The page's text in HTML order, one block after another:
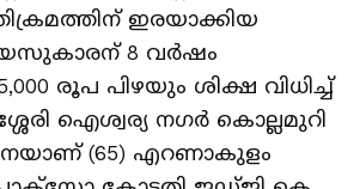
ഇരയാക്കിയ
8 വർഷം
രൂപ പിഴയും ശിക്ഷ വിധിച്ച്
ഐശ്വര്യ നഗർ കൊല്ലമുറി
(65) എറണാകുളം